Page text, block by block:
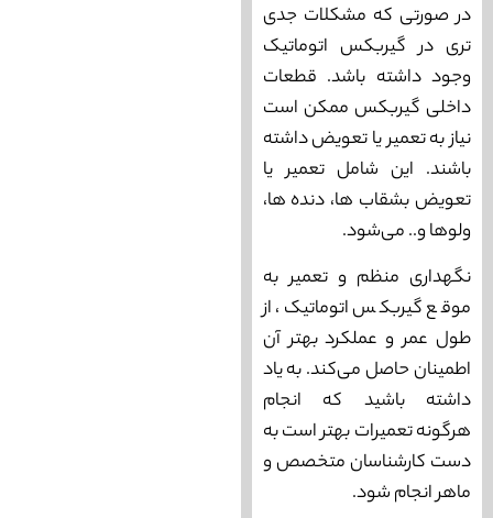
در صورتی که مشکلات جدی‌
تری در گیربکس اتوماتیک
وجود داشته باشد. قطعات
داخلی گیربکس ممکن است
نیاز به تعمیر یا تعویض داشته
باشند. این شامل تعمیر یا
تعویض بشقاب ها، دنده‌ ها،
ولوها و.. می‌‌شود.
نگهداری منظم و تعمیر به
موقع گیربکس اتوماتیک، از
طول عمر و عملکرد بهتر آن
اطمینان حاصل می‌‌کند. به یاد
داشته باشید که انجام
هرگونه تعمیرات بهتر است به
دست کارشناسان متخصص و
ماهر انجام شود.